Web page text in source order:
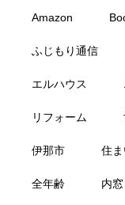
Amazon
ふじもり通信
エルハウス
リフォーム
伊那市 住
全年齢 内窓